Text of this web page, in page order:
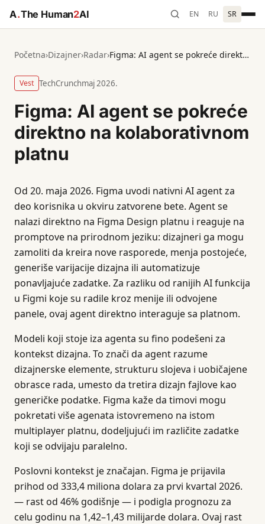
A.The Human2AI EN RU SR
Početna›Dizajner›Radar› Figma: AI agent se pokreće direktno na kolaborativnom platnu
Vest TechCrunchmaj 2026.
Figma: AI agent se pokreće
direktno na kolaborativnom
platnu
Od 20. maja 2026. Figma uvodi nativni AI agent za
deo korisnika u okviru zatvorene bete. Agent se
nalazi direktno na Figma Design platnu i reaguje na
promptove na prirodnom jeziku: dizajneri ga mogu
zamoliti da kreira nove rasporede, menja postojeće,
generiše varijacije dizajna ili automatizuje
ponavljajuće zadatke. Za razliku od ranijih AI funkcija
u Figmi koje su radile kroz menije ili odvojene
panele, ovaj agent direktno interaguje sa platnom.
Modeli koji stoje iza agenta su fino podešeni za
kontekst dizajna. To znači da agent razume
dizajnerske elemente, strukturu slojeva i uobičajene
obrasce rada, umesto da tretira dizajn fajlove kao
generičke podatke. Figma kaže da timovi mogu
pokretati više agenata istovremeno na istom
multiplayer platnu, dodeljujući im različite zadatke
koji se odvijaju paralelno.
Poslovni kontekst je značajan. Figma je prijavila
prihod od 333,4 miliona dolara za prvi kvartal 2026.
— rast od 46% godišnje — i podigla prognozu za
celu godinu na 1,42–1,43 milijarde dolara. Ovaj rast